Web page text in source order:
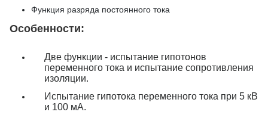
Функция разряда постоянного тока
Особенности:
Две функции - испытание гипотонов
переменного тока и испытание сопротивления
изоляции.
Испытание гипотока переменного тока при 5 кВ
и 100 мА.